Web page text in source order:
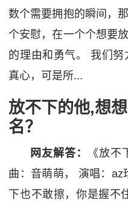
数个需要拥抱的瞬间，
个安慰，在一个个想要
的理由和勇气。 我们
真心，可是所...
放不下的他,想
名？
网友解答：
《放不
曲：音萌萌， 演唱：az
下也不敢擦，你是握不